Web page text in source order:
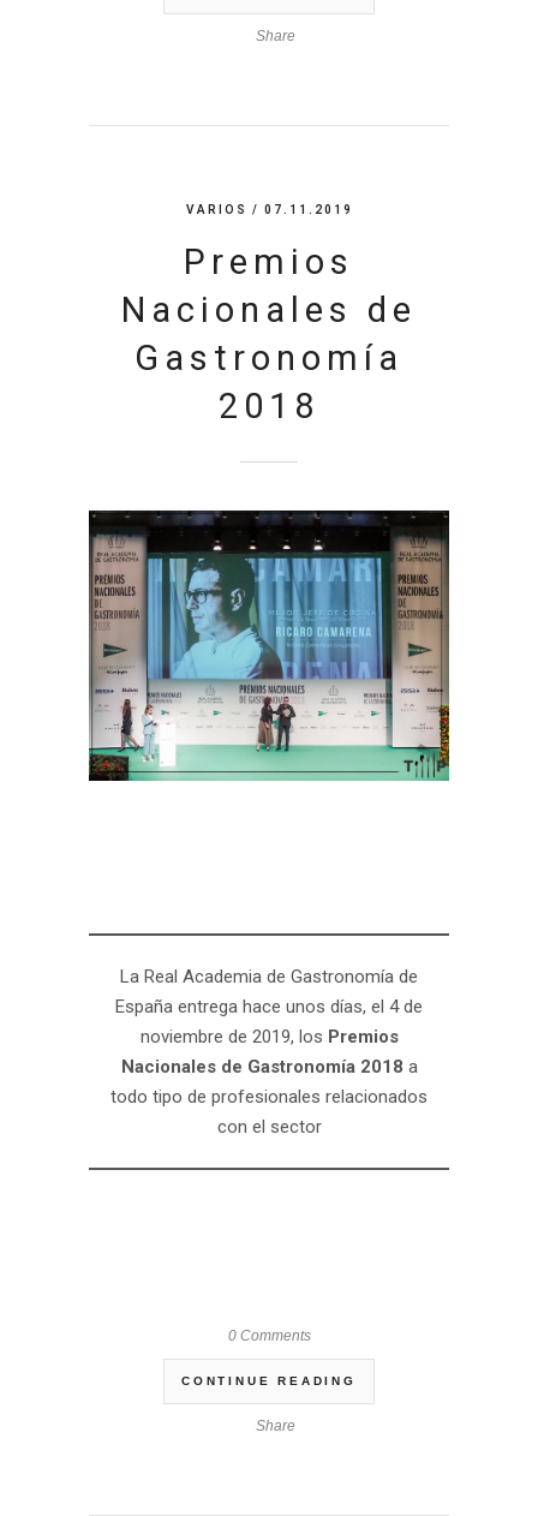
Share
VARIOS / 07.11.2019
Premios
Nacionales de
Gastronomía
2018
La Real Academia de Gastronomía de
España entrega hace unos días, el 4 de
noviembre de 2019, los Premios
Nacionales de Gastronomía 2018 a
todo tipo de profesionales relacionados
con el sector
0 Comments
CONTINUE READING
Share